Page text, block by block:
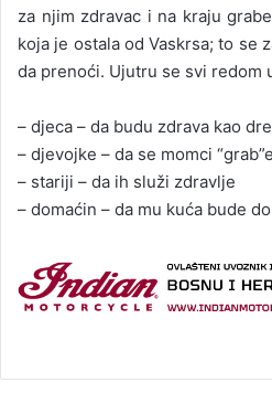
za njim zdravac i na kraju
koja je ostala od Vaskrsa; to se
da prenoći. Ujutru se svi redom
– djeca – da budu zdrava kao
– djevojke – da se momci
– stariji – da ih služi zdravlje
– domaćin – da mu kuća bude